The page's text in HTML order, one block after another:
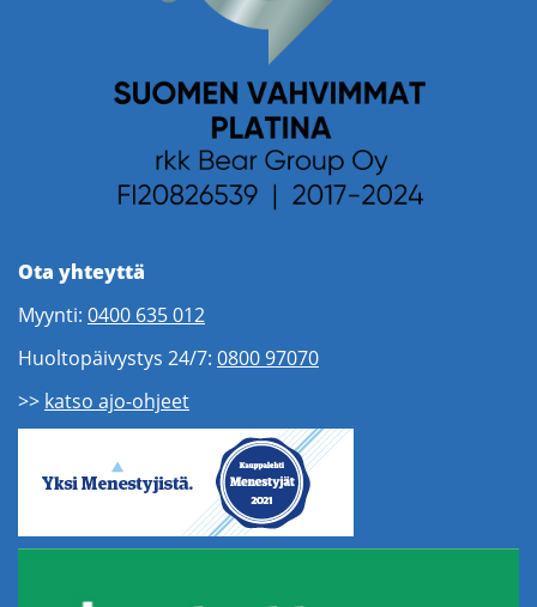
Ota yhteyttä
Myynti: 0400 635 012
Huoltopäivystys 24/7: 0800 97070
>> katso ajo-ohjeet